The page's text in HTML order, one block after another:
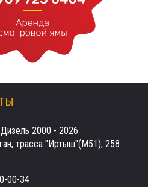
2000 - 2026
трасса "Иртыш"(М51), 258
00-34